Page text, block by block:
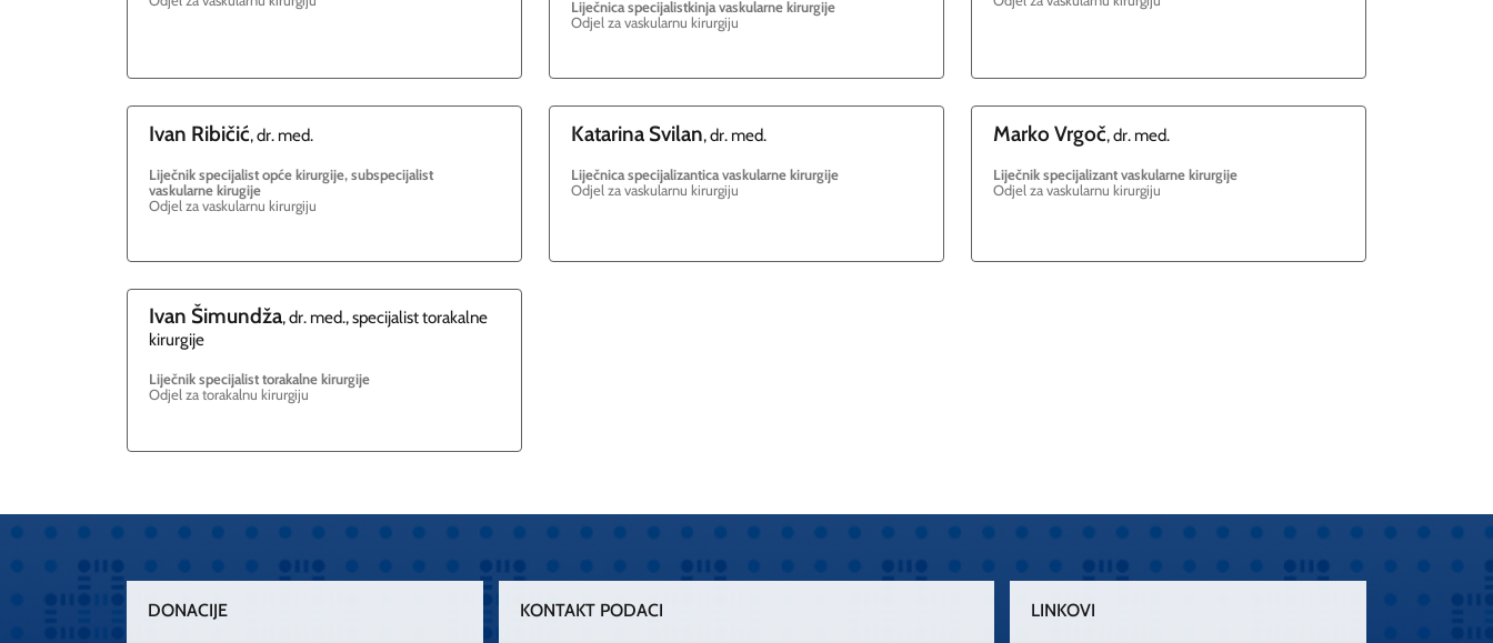
Liječnica specijalistkinja vaskularne kirurgije
Odjel za vaskularnu kirurgiju
Ivan Ribičić, dr. med.
Liječnik specijalist opće kirurgije, subspecijalist
vaskularne kirugije
Odjel za vaskularnu kirurgiju
Katarina Svilan, dr. med.
Liječnica specijalizantica vaskularne kirurgije
Odjel za vaskularnu kirurgiju
Marko Vrgoč, dr. med.
Liječnik specijalizant vaskularne kirurgije
Odjel za vaskularnu kirurgiju
Ivan Šimundža, dr. med., specijalist torakalne
kirurgije
Liječnik specijalist torakalne kirurgije
Odjel za torakalnu kirurgiju
DONACIJE KONTAKT PODACI LINKOVI